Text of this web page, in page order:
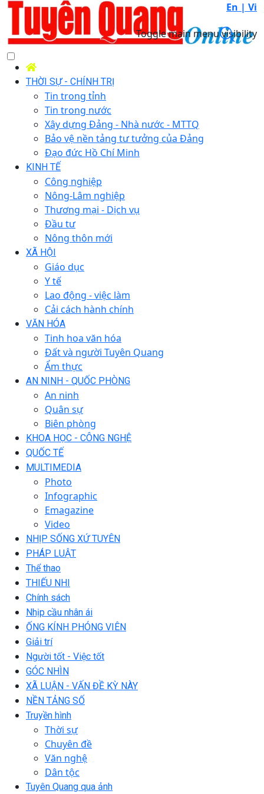
En | Vi
Toggle main menu visibility
THỜI SỰ - CHÍNH TRỊ
Tin trong tỉnh
Tin trong nước
Xây dựng Đảng - Nhà nước - MTTQ
Bảo vệ nền tảng tư tưởng của Đảng
Đạo đức Hồ Chí Minh
KINH TẾ
Công nghiệp
Nông-Lâm nghiệp
Thương mại - Dịch vụ
Đầu tư
Nông thôn mới
XÃ HỘI
Giáo dục
Y tế
Lao động - việc làm
Cải cách hành chính
VĂN HÓA
Tinh hoa văn hóa
Đất và người Tuyên Quang
Ẩm thực
AN NINH - QUỐC PHÒNG
An ninh
Quân sự
Biên phòng
KHOA HỌC - CÔNG NGHỆ
QUỐC TẾ
MULTIMEDIA
Photo
Infographic
Emagazine
Video
NHỊP SỐNG XỨ TUYÊN
PHÁP LUẬT
Thể thao
THIẾU NHI
Chính sách
Nhịp cầu nhân ái
ỐNG KÍNH PHÓNG VIÊN
Giải trí
Người tốt - Việc tốt
GÓC NHÌN
XÃ LUẬN - VẤN ĐỀ KỲ NÀY
NỀN TẢNG SỐ
Truyền hình
Thời sự
Chuyên đề
Văn nghệ
Dân tộc
Tuyên Quang qua ảnh